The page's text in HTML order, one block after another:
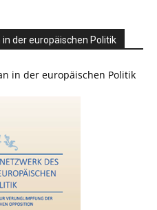
der europäischen Politik
in der europäischen Politik